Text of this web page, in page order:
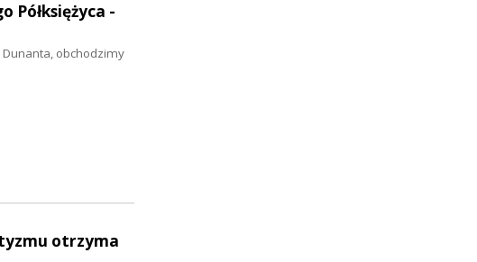
Półksiężyca -
Dunanta, obchodzimy
otrzyma